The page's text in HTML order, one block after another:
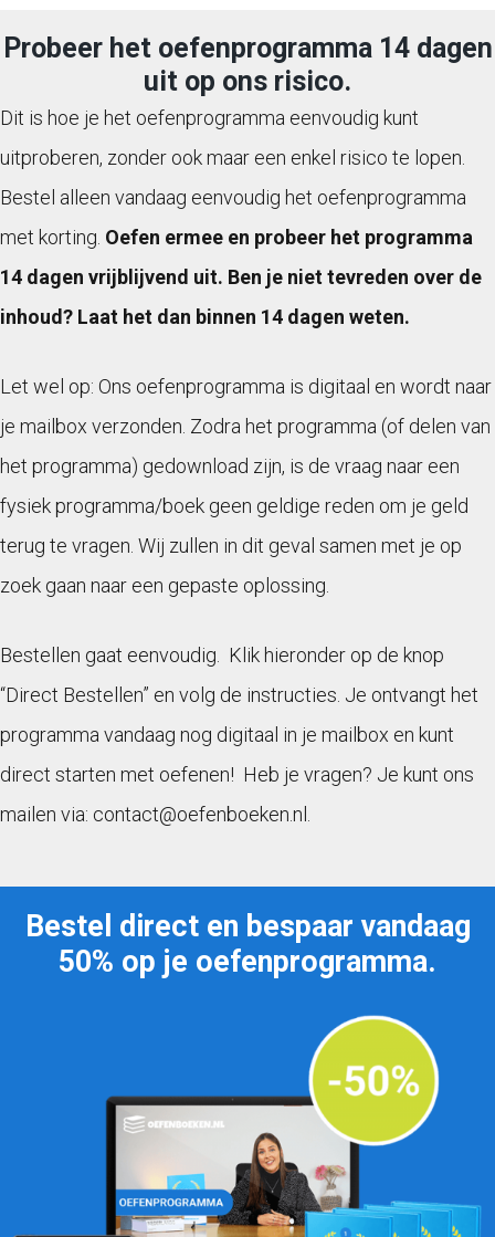
Probeer het oefenprogramma 14 dagen
uit op ons risico.
Dit is hoe je het oefenprogramma eenvoudig kunt
uitproberen, zonder ook maar een enkel risico te lopen.
Bestel alleen vandaag eenvoudig het oefenprogramma
met korting. Oefen ermee en probeer het programma
14 dagen vrijblijvend uit. Ben je niet tevreden over de
inhoud? Laat het dan binnen 14 dagen weten.
Let wel op: Ons oefenprogramma is digitaal en wordt naar
je mailbox verzonden. Zodra het programma (of delen van
het programma) gedownload zijn, is de vraag naar een
fysiek programma/boek geen geldige reden om je geld
terug te vragen. Wij zullen in dit geval samen met je op
zoek gaan naar een gepaste oplossing.
Bestellen gaat eenvoudig. Klik hieronder op de knop
“Direct Bestellen” en volg de instructies. Je ontvangt het
programma vandaag nog digitaal in je mailbox en kunt
direct starten met oefenen! Heb je vragen? Je kunt ons
mailen via: contact@oefenboeken.nl.
Bestel direct en bespaar vandaag
50% op je oefenprogramma.